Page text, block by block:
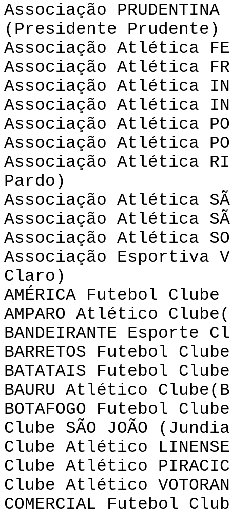
Associação
(Presidente Prudente)
Associação Atlética
Associação Atlética
Associação Atlética
Associação Atlética
Associação Atlética
Associação Atlética
Associação Atlética
Pardo)
Associação Atlética
Associação Atlética
Associação Atlética
Associação Esportiva
Claro)
AMÉRICA Futebol
AMPARO Atlético
BANDEIRANTE
BARRETOS Futebol
BATATAIS Futebol
BAURU Atlético
BOTAFOGO Futebol
Clube SÃO JOÃO
Clube Atlético
Clube Atlético
Clube Atlético
COMERCIAL Futebol